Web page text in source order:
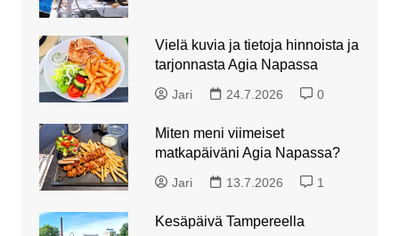
Vielä kuvia ja tietoja hinnoista ja
tarjonnasta Agia Napassa
Jari 24.7.2026 0
Miten meni viimeiset
matkapäiväni Agia Napassa?
Jari 13.7.2026 1
Kesäpäivä Tampereella